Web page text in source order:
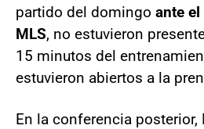
partido del domingo ante el
MLS, no estuvieron
15 minutos del
estuvieron abiertos a la
En la conferencia